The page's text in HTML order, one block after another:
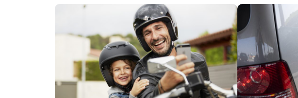
5 tips para
evitar
accidentes
en
motocicleta
Ver más